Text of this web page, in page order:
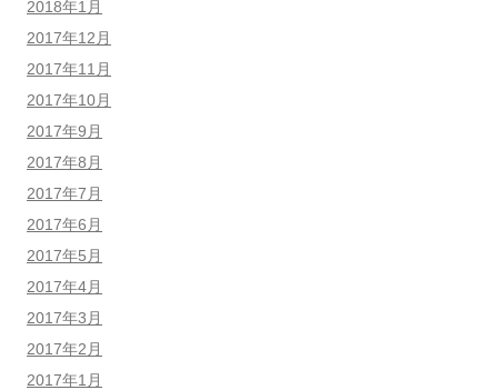
2018年1月
2017年12月
2017年11月
2017年10月
2017年9月
2017年8月
2017年7月
2017年6月
2017年5月
2017年4月
2017年3月
2017年2月
2017年1月